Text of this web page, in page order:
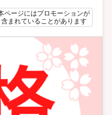
ページにはプロモーションが
含まれていることがあります